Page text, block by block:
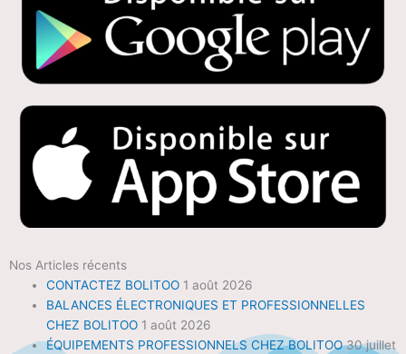
Nos Articles récents
CONTACTEZ BOLITOO 1 août 2026
BALANCES ÉLECTRONIQUES ET PROFESSIONNELLES
CHEZ BOLITOO 1 août 2026
ÉQUIPEMENTS PROFESSIONNELS CHEZ BOLITOO 30 juillet